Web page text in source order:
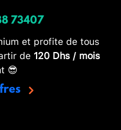
73407
et profite de tous
de 120 Dhs / mois
😎